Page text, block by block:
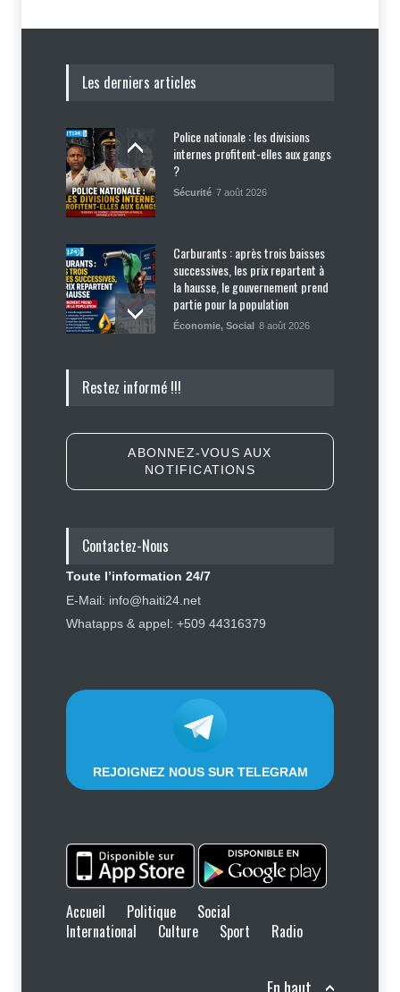
Les derniers articles
Police nationale : les divisions
internes profitent-elles aux gangs
?
Sécurité 7 août 2026
Carburants : après trois baisses
successives, les prix repartent à
la hausse, le gouvernement prend
partie pour la population
Économie, Social 8 août 2026
libéré, James Boyard et sa fille
Tennessee, Andy Ogles, proche de
Journalisme sportif : l'urgence de
former de véritables spécialistes
Restez informé !!!
ABONNEZ-VOUS AUX
NOTIFICATIONS
Contactez-Nous
Toute l’information 24/7
E-Mail: info@haiti24.net
Whatapps & appel: +509 44316379
REJOIGNEZ NOUS SUR TELEGRAM
Accueil Politique
Social
International
Culture Sport Radio